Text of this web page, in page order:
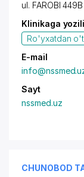
ul. FAROBI 449B
Klinikaga
Ro'yxatdan
E-mail
Sayt
nssmed.uz
CHUNOBOD